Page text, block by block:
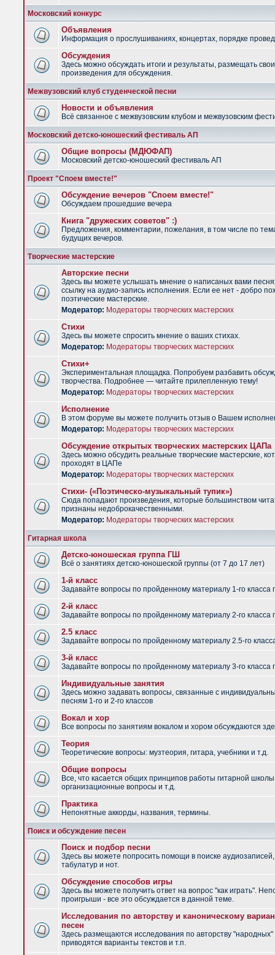
Московский конкурс
Объявления
Информация о прослушиваниях, концертах, порядке
Обсуждения
Здесь можно обсуждать итоги и результаты, размещать
произведения для обсуждения.
Межвузовский клуб студенческой песни
Новости и объявления
Всё связанное с межвузовским клубом и межвузовским
Московский детско-юношеский фестиваль АП
Общие вопросы (МДЮФАП)
Московский детско-юношеский фестиваль АП
Проект "Споем вместе!"
Обсуждение вечеров "Споем вместе!"
Обсуждаем прошедшие вечера
Книга "дружеских советов" :)
Предложения, комментарии, пожелания, в том числе по
будущих вечеров.
Творческие мастерские
Авторские песни
Здесь вы можете услышать мнение о написаных вами
ссылку на аудио-запись исполнения. Если ее нет - добро
поэтические мастерские.
Модератор: Модераторы творческих мастерских
Стихи
Здесь вы можете спросить мнение о ваших стихах.
Модератор: Модераторы творческих мастерских
Стихи+
Экспериментальная площадка. Попробуем разбавить
творчества. Подробнее — читайте прилепленную тему!
Модератор: Модераторы творческих мастерских
Исполнение
В этом форуме вы можете получить отзыв о Вашем
Модератор: Модераторы творческих мастерских
Обсуждение открытых творческих мастерских ЦАПа
Здесь можно обсудить реальные творческие мастерские,
проходят в ЦАПе
Модератор: Модераторы творческих мастерских
Стихи- («Поэтическо-музыкальный тупик»)
Сюда попадают произведения, которые большинством
признаны недоброкачественными.
Модератор: Модераторы творческих мастерских
Гитарная школа
Детско-юношеская группа ГШ
Всё о занятиях детско-юношеской группы (от 7 до 17 лет)
1-й класс
Задавайте вопросы по пройденному материалу 1-го класса
2-й класс
Задавайте вопросы по пройденному материалу 2-го класса
2.5 класс
Задавайте вопросы по пройденному материалу 2.5-го
3-й класс
Задавайте вопросы по пройденному материалу 3-го класса
Индивидуальные занятия
Здесь можно задавать вопросы, связанные с
песням 1-го и 2-го классов
Вокал и хор
Все вопросы по занятиям вокалом и хором обсуждаются
Теория
Теоретические вопросы: музтеория, гитара, учебники и т.д.
Общие вопросы
Все, что касается общих принципов работы гитарной
организационные вопросы и т.д.
Практика
Непонятные аккорды, названия, термины.
Поиск и обсуждение песен
Поиск и подбор песни
Здесь вы можете попросить помощи в поиске аудиозаписей,
табулатур и нот.
Обсуждение способов игры
Здесь вы можете получить ответ на вопрос "как играть".
проигрыши - все это обсуждается в данной теме.
Исследования по авторству и каноническому
песен
Здесь размещаются исследования по авторству "народных"
приводятся варианты текстов и т.п.